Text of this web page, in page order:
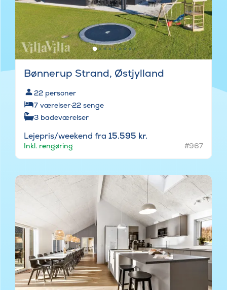
Bønnerup Strand, Østjylland
22 personer
7 værelser·22 senge
3 badeværelser
Lejepris/weekend fra 15.595 kr.
Inkl. rengøring #967